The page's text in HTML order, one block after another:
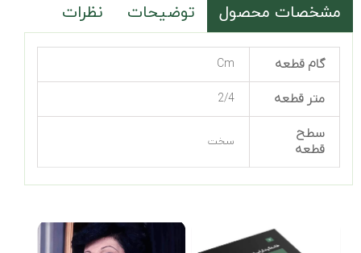
مشخصات محصول توضیحات نظرات
گام قطعه Cm
متر قطعه 2/4
سطح
قطعه
سخت